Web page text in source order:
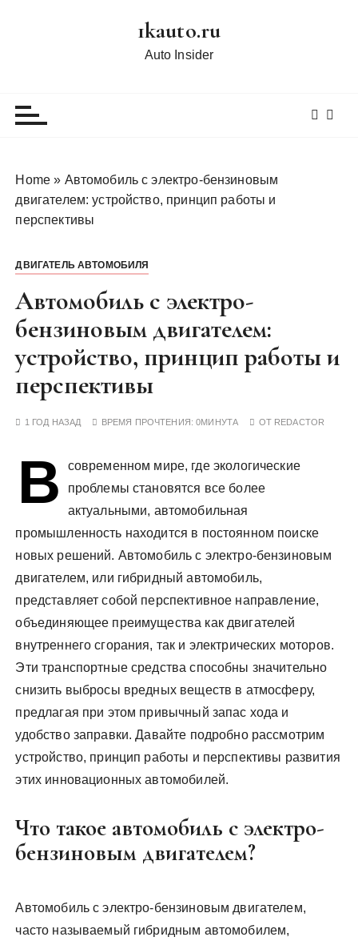
1kauto.ru
Auto Insider
Home » Автомобиль с электро-бензиновым
двигателем: устройство, принцип работы и
перспективы
ДВИГАТЕЛЬ АВТОМОБИЛЯ
Автомобиль с электро-
бензиновым двигателем:
устройство, принцип работы и
перспективы
1 ГОД НАЗАД ВРЕМЯ ПРОЧТЕНИЯ:0МИНУТА ОТ REDACTOR
В
современном мире, где экологические
проблемы становятся все более
актуальными, автомобильная
промышленность находится в постоянном поиске
новых решений. Автомобиль с электро-бензиновым
двигателем, или гибридный автомобиль,
представляет собой перспективное направление,
объединяющее преимущества как двигателей
внутреннего сгорания, так и электрических моторов.
Эти транспортные средства способны значительно
снизить выбросы вредных веществ в атмосферу,
предлагая при этом привычный запас хода и
удобство заправки. Давайте подробно рассмотрим
устройство, принцип работы и перспективы развития
этих инновационных автомобилей.
Что такое автомобиль с электро-
бензиновым двигателем?
Автомобиль с электро-бензиновым двигателем,
часто называемый гибридным автомобилем,